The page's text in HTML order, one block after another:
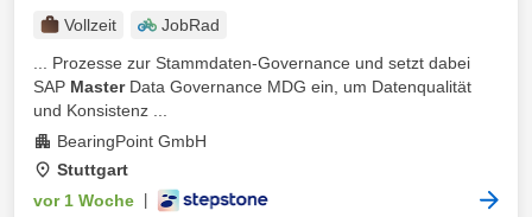
Vollzeit
JobRad
... Prozesse zur Stammdaten-Governance und setzt dabei
SAP MasterData Governance MDG ein, um Datenqualität
und Konsistenz ...
BearingPoint GmbH
Stuttgart
vor 1 Woche